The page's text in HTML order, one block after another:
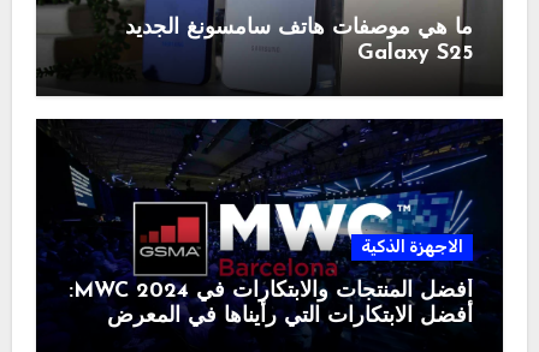
ما هي موصفات هاتف سامسونغ الجديد
Galaxy S25
الاجهزة الذكية
أفضل المنتجات والابتكارات في MWC 2024:
أفضل الابتكارات التي رأيناها في المعرض